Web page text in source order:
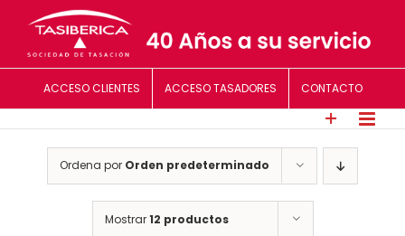
ACCESO CLIENTES ACCESO TASADORES CONTACTO
Ordena por Orden predeterminado
Mostrar12 productos